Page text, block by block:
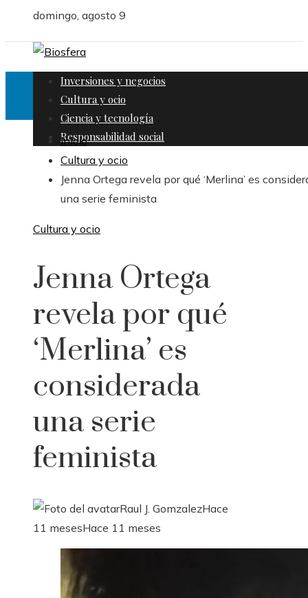
domingo, agosto 9
Inversiones y negocios
Cultura y ocio
Ciencia y tecnología
Responsabilidad social
Inicio
Cultura y ocio
Jenna Ortega revela por qué ‘Merlina’ es
una serie feminista
Cultura y ocio
Jenna Ortega
revela por qué
‘Merlina’ es
considerada
una serie
feminista
Raul J. GomzalezHace
11 mesesHace 11 meses